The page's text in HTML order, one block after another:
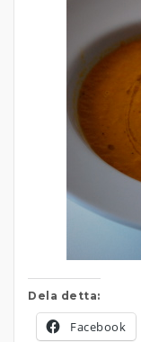
Dela detta:
Facebook